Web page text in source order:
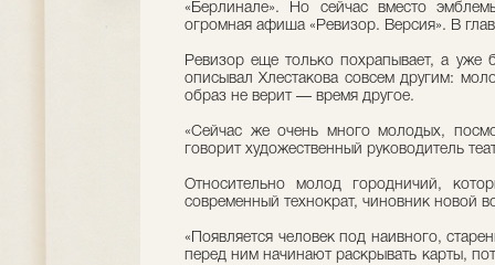
«Берлинале». Но сейчас вместо
огромная афиша «Ревизор. Версия». В
Ревизор еще только похрапывает, а уже
описывал Хлестакова совсем другим:
образ не верит — время другое.
«Сейчас же очень много молодых,
говорит художественный руководитель
Относительно молод городничий,
современный технократ, чиновник новой
«Появляется человек под наивного,
перед ним начинают раскрывать карты,